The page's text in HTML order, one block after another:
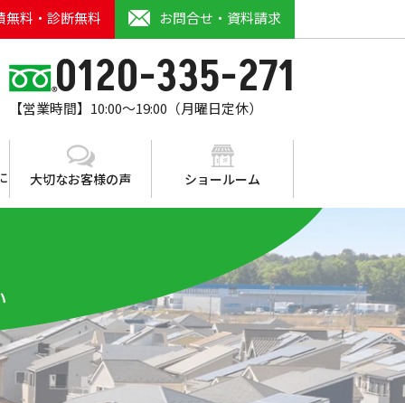
無料・診断無料 お問合せ・資料請求
0120-335-271
【営業時間】10:00～19:00（月曜日定休）
大切なお客様の声 ショールーム